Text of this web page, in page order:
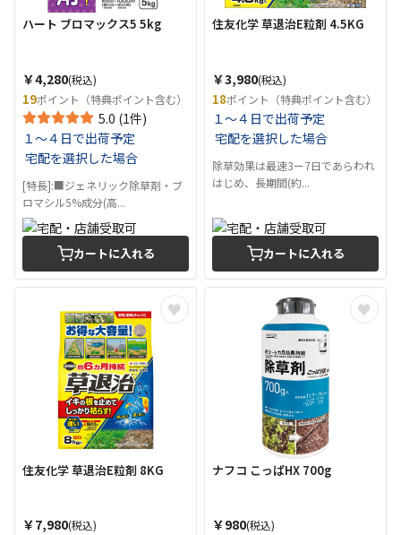
ハート ブロマックス5 5kg
￥4,280(税込)
19ポイント（特典ポイント含む）
5.0 (1件)
１～４日で出荷予定
宅配を選択した場合
[特長]:■ジェネリック除草剤・ブ
ロマシル5%成分(高...
カートに入れる
住友化学 草退治E粒剤 4.5KG
￥3,980(税込)
18ポイント（特典ポイント含む）
１～４日で出荷予定
宅配を選択した場合
除草効果は最速3ー7日であらわれ
はじめ、長期間(約...
カートに入れる
住友化学 草退治E粒剤 8KG
￥7,980(税込)
ナフコ こっぱHX 700g
￥980(税込)